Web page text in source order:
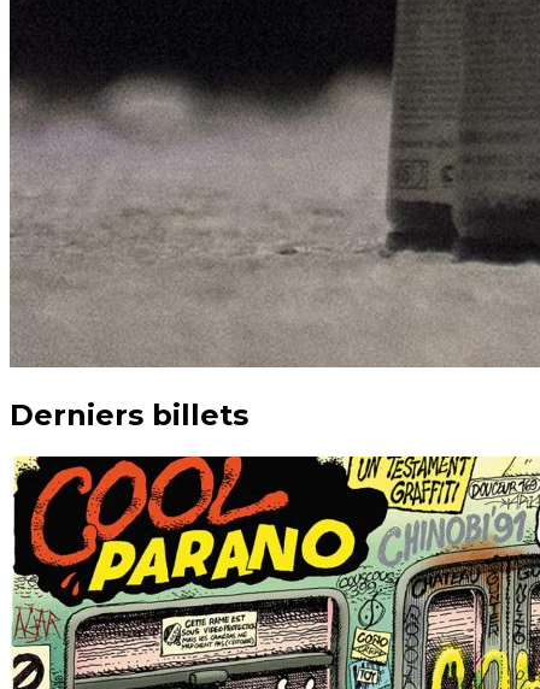
Derniers billets